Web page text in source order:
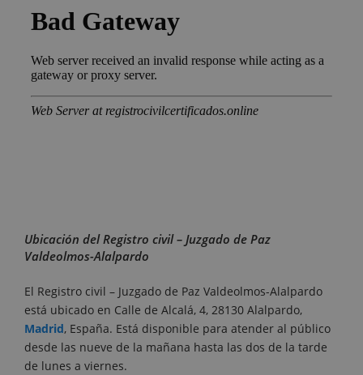
Ubicación del Registro civil – Juzgado de Paz
Valdeolmos-Alalpardo
El Registro civil – Juzgado de Paz Valdeolmos-Alalpardo
está ubicado en Calle de Alcalá, 4, 28130 Alalpardo,
Madrid, España. Está disponible para atender al público
desde las nueve de la mañana hasta las dos de la tarde
de lunes a viernes.